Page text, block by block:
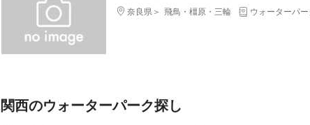
奈良県 飛鳥・橿原・三輪 ウォーターパー
関西のウォーターパーク探し